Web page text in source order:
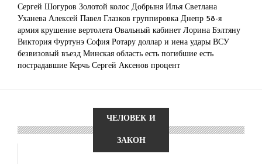
Сергей Шогуров Золотой колос Добрыня Илья Светлана
Уханева Алексей Павел Глазков группировка Днепр 58-я
армия крушение вертолета Овальный кабинет Лорина Бэлтяну
Виктория Фуртунэ София Ротару доллар и иена удары ВСУ
безвизовый въезд Минская область есть погибшие есть
пострадавшие Керчь Сергей Аксенов процент
ЧЕЛОВЕК И
ЗАКОН